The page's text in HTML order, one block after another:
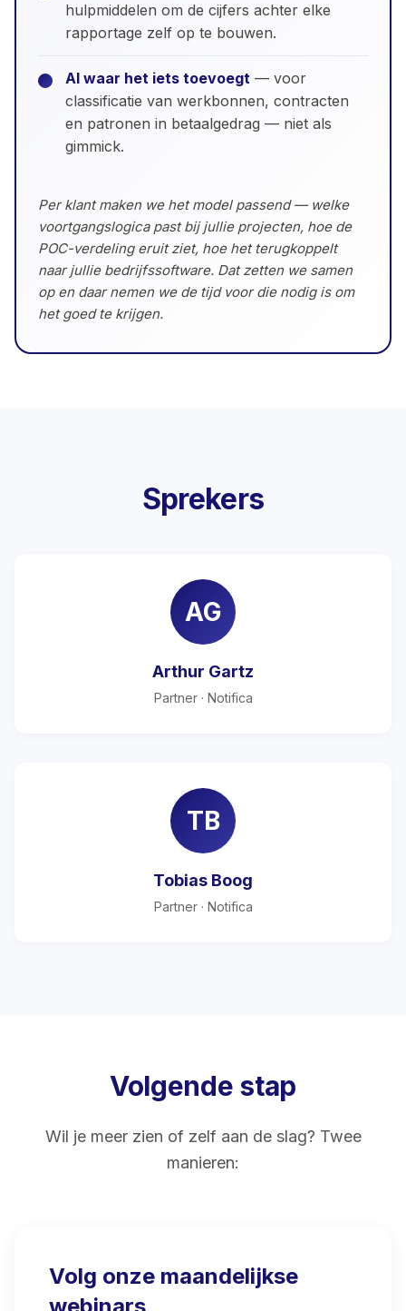
hulpmiddelen om de cijfers achter elke
rapportage zelf op te bouwen.
AI waar het iets toevoegt — voor
classificatie van werkbonnen, contracten
en patronen in betaalgedrag — niet als
gimmick.
Per klant maken we het model passend — welke
voortgangslogica past bij jullie projecten, hoe de
POC-verdeling eruit ziet, hoe het terugkoppelt
naar jullie bedrijfssoftware. Dat zetten we samen
op en daar nemen we de tijd voor die nodig is om
het goed te krijgen.
Sprekers
AG
Arthur Gartz
Partner · Notifica
TB
Tobias Boog
Partner · Notifica
Volgende stap
Wil je meer zien of zelf aan de slag? Twee
manieren:
Volg onze maandelijkse